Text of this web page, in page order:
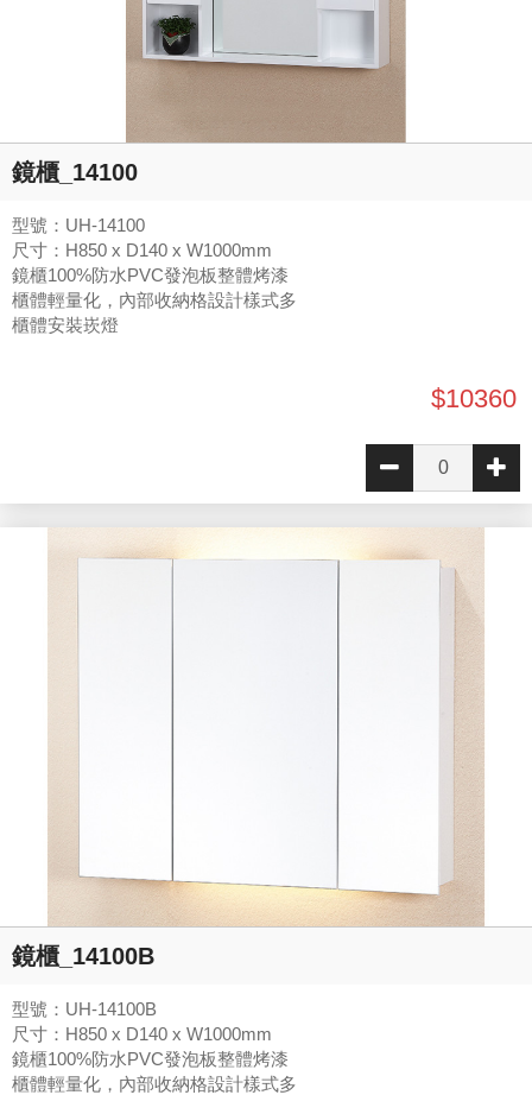
鏡櫃_14100
型號：UH-14100
尺寸：H850 x D140 x W1000mm
鏡櫃100%防水PVC發泡板整體烤漆
櫃體輕量化，內部收納格設計樣式多
櫃體安裝崁燈
$10360
鏡櫃_14100B
型號：UH-14100B
尺寸：H850 x D140 x W1000mm
鏡櫃100%防水PVC發泡板整體烤漆
櫃體輕量化，內部收納格設計樣式多